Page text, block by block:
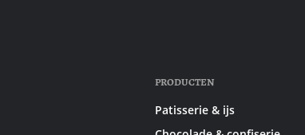
PRODUCTEN
Patisserie & ijs